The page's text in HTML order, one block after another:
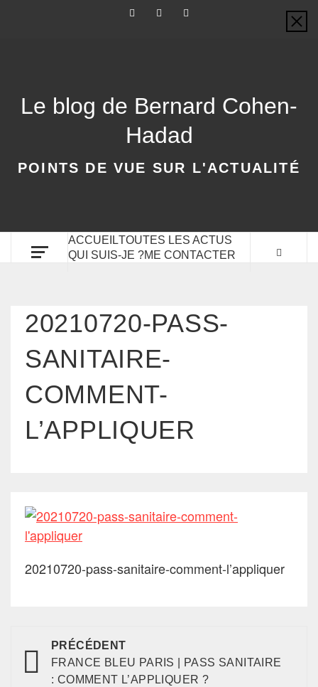
Le blog de Bernard Cohen-
Hadad
POINTS DE VUE SUR L'ACTUALITÉ
ACCUEILTOUTES LES ACTUS
QUI SUIS-JE ?ME CONTACTER
20210720-PASS-
SANITAIRE-
COMMENT-
L’APPLIQUER
20210720-pass-sanitaire-comment-l’appliquer
PRÉCÉDENT
FRANCE BLEU PARIS | PASS SANITAIRE
: COMMENT L’APPLIQUER ?